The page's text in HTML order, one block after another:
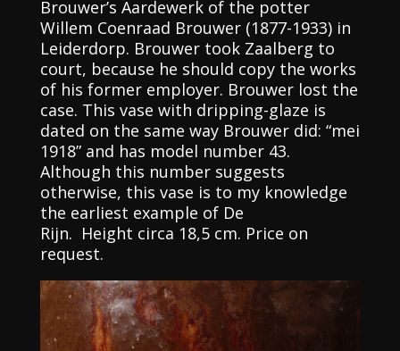
Brouwer’s Aardewerk of the potter
Willem Coenraad Brouwer (1877-1933) in
Leiderdorp. Brouwer took Zaalberg to
court, because he should copy the works
of his former employer. Brouwer lost the
case. This vase with dripping-glaze is
dated on the same way Brouwer did: “mei
1918” and has model number 43.
Although this number suggests
otherwise, this vase is to my knowledge
the earliest example of De
Rijn. Height circa 18,5 cm. Price on
request.